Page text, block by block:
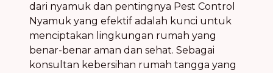
dari nyamuk dan pentingnya Pest Control
Nyamuk yang efektif adalah kunci untuk
menciptakan lingkungan rumah yang
benar-benar aman dan sehat. Sebagai
konsultan kebersihan rumah tangga yang